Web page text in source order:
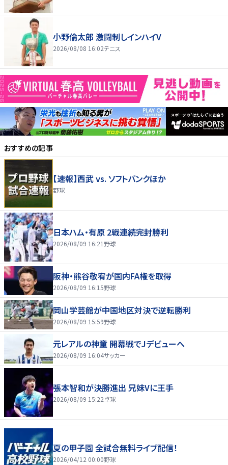
小野倫太郎 激闘制しインハイV
2026/08/08 16:02テニス
おすすめの記事
【速報】西武 vs. ソフトバンクほか
野球
日本ハム・有原 2戦連続完封勝利
2026/08/09 16:21 野球
阪神・熊谷敬宥が国内FA権を取得
2026/08/09 16:15野球
岡山学芸館が中国地区対決で逆転勝利
2026/08/09 15:59野球
元レアルの神童 開幕戦でJデビューへ
2026/08/09 16:04サッカー
張本智和が決勝進出 兄妹Vに王手
2026/08/09 15:22卓球
夏の甲子園 全試合無料ライブ配信！
2026/04/12 00:00野球